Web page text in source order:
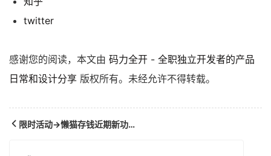
twitter
感谢您的阅读，本文由 码力全开 - 全职独立开发者的产品
日常和设计分享 版权所有。未经允许不得转载。
限时活动→懒猫存钱近期新功能